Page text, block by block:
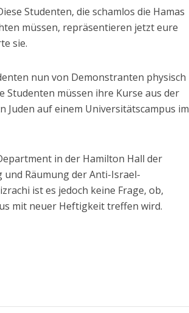
Studenten, die schamlos die Hamas
müssen, repräsentieren jetzt eure
sie.
nun von Demonstranten physisch
Studenten müssen ihre Kurse aus der
Juden auf einem Universitätscampus im
in der Hamilton Hall der
Räumung der Anti-Israel-
ist es jedoch keine Frage, ob,
mit neuer Heftigkeit treffen wird.